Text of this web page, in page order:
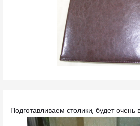
Подготавливаем столики, будет очень